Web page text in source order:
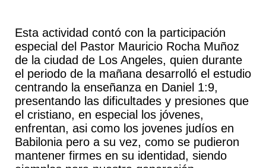
Esta actividad contó con la participación
especial del Pastor Mauricio Rocha Muñoz
de la ciudad de Los Angeles, quien durante
el periodo de la mañana desarrolló el estudio
centrando la enseñanza en Daniel 1:9,
presentando las dificultades y presiones que
el cristiano, en especial los jóvenes,
enfrentan, asi como los jovenes judíos en
Babilonia pero a su vez, como se pudieron
mantener firmes en su identidad, siendo